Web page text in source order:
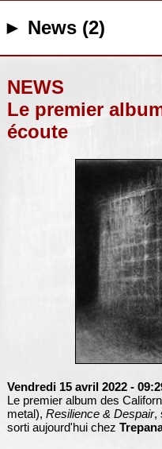
► News (2)
NEWS
Le premier
écoute
Vendredi 15 avril 2022 -
Le premier album des
metal), Resilience & Despair,
sorti aujourd'hui chez